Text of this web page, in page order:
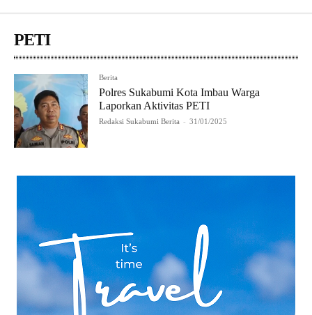
PETI
Berita
Polres Sukabumi Kota Imbau Warga
Laporkan Aktivitas PETI
Redaksi Sukabumi Berita - 31/01/2025